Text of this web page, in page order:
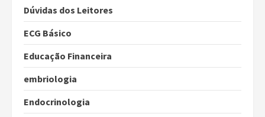
Dúvidas dos Leitores
ECG Básico
Educação Financeira
embriologia
Endocrinologia